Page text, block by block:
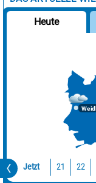
Heute
Jetzt 21 22